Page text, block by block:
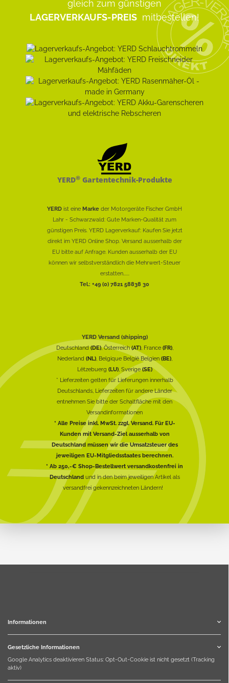
gleich zum günstigen
LAGERVERKAUFS-PREIS mitbestellen!
YERD®Gartentechnik-Produkte
YERD ist eine Marke der Motorgeräte Fischer GmbH
Lahr - Schwarzwald: Gute Marken-Qualität zum
günstigen Preis. YERD Lagerverkauf: Kaufen Sie jetzt
direkt im YERD Online Shop. Versand ausserhalb der
EU bitte auf Anfrage. Kunden ausserhalb der EU
können wir selbstverständlich die Mehrwert-Steuer
erstatten......
Tel.: +49 (0) 7821 58838 30
YERD Versand (shipping)
Deutschland(DE), Österreich(AT), France (FR),
Nederland (NL), Belgique België Belgien (BE),
Lëtzebuerg (LU), Sverige(SE)
* Lieferzeiten gelten für Lieferungen innerhalb
Deutschlands, Lieferzeiten für andere Länder
entnehmen Sie bitte der Schaltfläche mit den
Versandinformationen
* Alle Preise inkl. MwSt. zzgl. Versand. Für EU-
Kunden mit Versand-Ziel ausserhalb von
Deutschland müssen wir die Umsatzsteuer des
jeweiligen EU-Mitgliedsstaates berechnen.
* Ab 250,-€ Shop-Bestellwert versandkostenfrei in
Deutschlandund in den beim jeweiligen Artikel als
versandfrei gekennzeichneten Ländern!
Informationen
Gesetzliche Informationen
Google Analytics deaktivieren Status: Opt-Out-Cookie ist nicht gesetzt (Tracking
aktiv)